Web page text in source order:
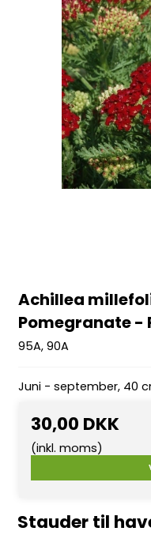
Achillea
Pomegranate -
95A, 90A
Juni - september, 40
30,00 DKK
(inkl. moms)
Stauder til